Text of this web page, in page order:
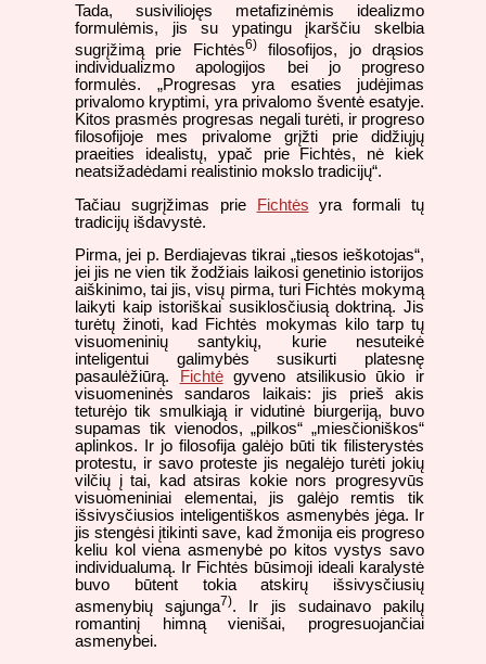
Tada, susiviliojęs metafizinėmis idealizmo
formulėmis, jis su ypatingu įkarščiu skelbia
sugrįžimą prie Fichtės6)filosofijos, jo drąsios
individualizmo apologijos bei jo progreso
formulės. „Progresas yra esaties judėjimas
privalomo kryptimi, yra privalomo šventė esatyje.
Kitos prasmės progresas negali turėti, ir progreso
filosofijoje mes privalome grįžti prie didžiųjų
praeities idealistų, ypač prie Fichtės, nė kiek
neatsižadėdami realistinio mokslo tradicijų“.
Tačiau sugrįžimas prie
Fichtės yra formali tų
tradicijų išdavystė.
Pirma, jei p. Berdiajevas tikrai „tiesos ieškotojas“,
jei jis ne vien tik žodžiais laikosi genetinio istorijos
aiškinimo, tai jis, visų pirma, turi Fichtės mokymą
laikyti kaip istoriškai susiklosčiusią doktriną. Jis
turėtų žinoti, kad Fichtės mokymas kilo tarp tų
visuomeninių santykių, kurie nesuteikė
inteligentui galimybės susikurti platesnę
pasaulėžiūrą.
Fichtėgyveno atsilikusio ūkio ir
visuomeninės sandaros laikais: jis prieš akis
teturėjo tik smulkiąją ir vidutinė biurgeriją, buvo
supamas tik vienodos, „pilkos“ „miesčioniškos“
aplinkos. Ir jo filosofija galėjo būti tik filisterystės
protestu, ir savo proteste jis negalėjo turėti jokių
vilčių į tai, kad atsiras kokie nors progresyvūs
visuomeniniai elementai, jis galėjo remtis tik
išsivysčiusios inteligentiškos asmenybės jėga. Ir
jis stengėsi įtikinti save, kad žmonija eis progreso
keliu kol viena asmenybė po kitos vystys savo
individualumą. Ir Fichtės būsimoji ideali karalystė
buvo būtent tokia atskirų išsivysčiusių
asmenybių sąjunga7). Ir jis sudainavo pakilų
romantinį himną vienišai, progresuojančiai
asmenybei.